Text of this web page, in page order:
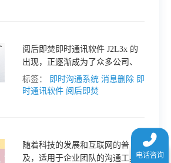
阅后即焚即时通讯软件 J2L3x 的
出现，正逐渐成为了众多公司、
团队沟通交流的首选工具。本文
将从以下方面，阐述 J2L3x 的特
标签： 即时沟通系统 消息删除 即
时通讯软件 阅后即焚
随着科技的发展和互联网的普
及，适用于企业团队的沟通工具